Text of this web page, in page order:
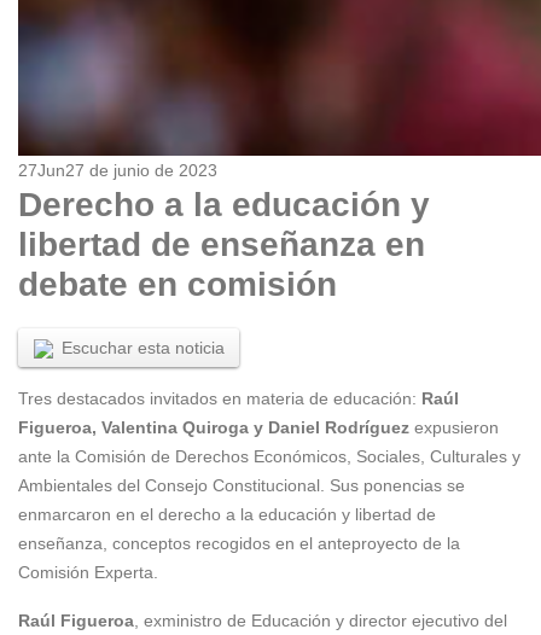
27Jun27 de junio de 2023
Derecho a la educación y
libertad de enseñanza en
debate en comisión
Escuchar esta noticia
Tres destacados invitados en materia de educación: Raúl
Figueroa, Valentina Quiroga y Daniel Rodríguez expusieron
ante la Comisión de Derechos Económicos, Sociales, Culturales y
Ambientales del Consejo Constitucional. Sus ponencias se
enmarcaron en el derecho a la educación y libertad de
enseñanza, conceptos recogidos en el anteproyecto de la
Comisión Experta.
Raúl Figueroa, exministro de Educación y director ejecutivo del